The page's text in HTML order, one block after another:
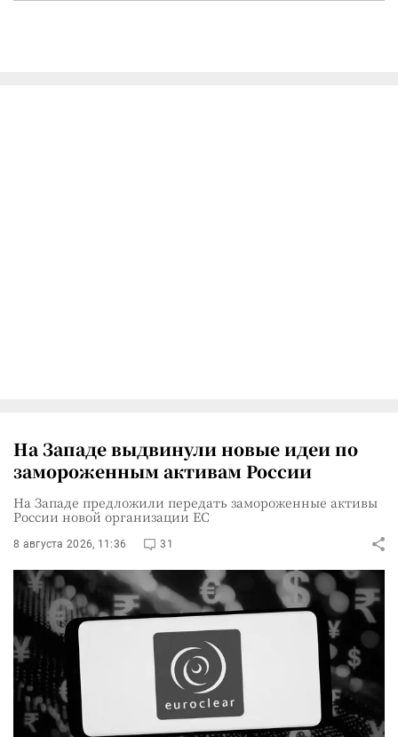
На Западе выдвинули новые идеи по
замороженным активам России
На Западе предложили передать замороженные активы
России новой организации ЕС
8 августа 2026, 11:36 31